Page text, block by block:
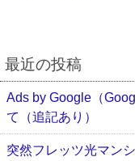
最近の投稿
Ads by Google（
て（追記あり）
突然フレッツ光マン